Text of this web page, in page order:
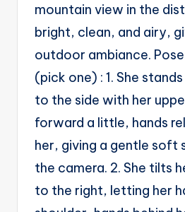
mountain view in the
bright, clean, and airy,
outdoor ambiance.
(pick one) : 1. She
to the side with her
forward a little, hands
her, giving a gentle soft
the camera. 2. She tilts
to the right, letting her